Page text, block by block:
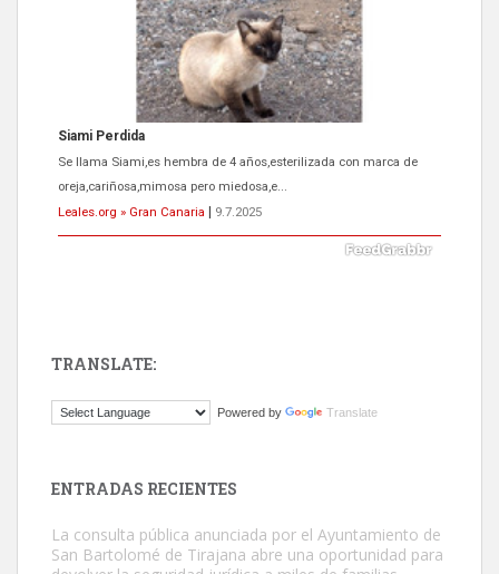
Siami Perdida
Se llama Siami,es hembra de 4 años,esterilizada con marca de
oreja,cariñosa,mimosa pero miedosa,e...
Leales.org » Gran Canaria
9.7.2025
El ayuntamiento se va a llevar a Los Gatos callejeros de la zona los
TRANSLATE:
Powered by Translate
ENTRADAS RECIENTES
La consulta pública anunciada por el Ayuntamiento de
San Bartolomé de Tirajana abre una oportunidad para